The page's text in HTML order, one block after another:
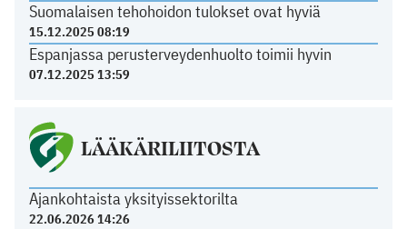
Suomalaisen tehohoidon tulokset ovat hyviä
15.12.2025 08:19
Espanjassa perusterveydenhuolto toimii hyvin
07.12.2025 13:59
LÄÄKÄRILIITOSTA
Ajankohtaista yksityissektorilta
22.06.2026 14:26